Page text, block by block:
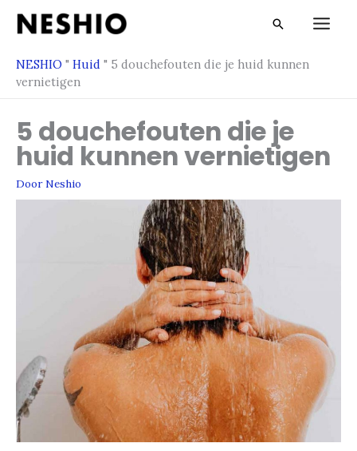
Overslaan
naar
inhoud
Zoek
NESHIO " Huid " 5 douchefouten die je huid kunnen
vernietigen
5 douchefouten die je
huid kunnen vernietigen
DoorNeshio